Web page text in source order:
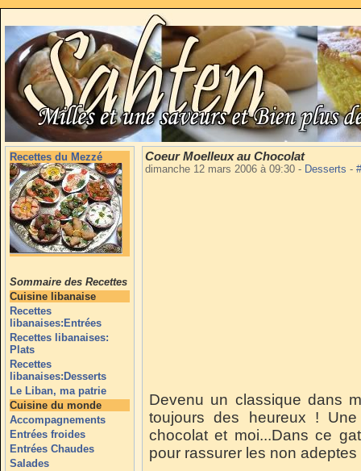
Recettes du Mezzé
Sommaire des Recettes
Cuisine libanaise
Recettes
libanaises:Entrées
Recettes libanaises:
Plats
Recettes
libanaises:Desserts
Le Liban, ma patrie
Cuisine du monde
Accompagnements
Entrées froides
Entrées Chaudes
Salades
Coeur Moelleux au Chocolat
dimanche 12 mars 2006 à 09:30 - Desserts -
Devenu un classique dans
toujours des heureux !
chocolat et moi...Dans ce
pour rassurer les non